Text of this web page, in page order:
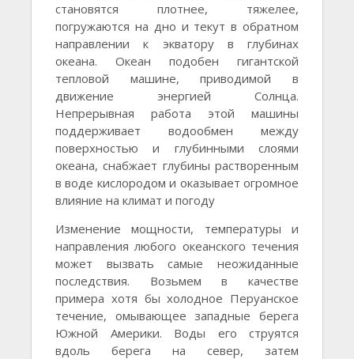
становятся плотнее, тяжелее,
погружаются на дно и текут в обратном
направлении к экватору в глубинах
океана. Океан подобен гигантской
тепловой машине, приводимой в
движение энергией Солнца.
Непрерывная работа этой машины
поддерживает водообмен между
поверхностью и глубинными слоями
океана, снабжает глубины растворенным
в воде кислородом и оказывает огромное
влияние на климат и погоду
Изменение мощности, температуры и
направления любого океанского течения
может вызвать самые неожиданные
последствия. Возьмем в качестве
примера хотя бы холодное Перуанское
течение, омывающее западные берега
Южной Америки. Воды его струятся
вдоль берега на север, затем